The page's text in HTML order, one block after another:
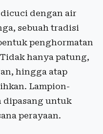
dengan air
sebuah tradisi
penghormatan
hanya patung,
hingga atap
Lampion-
dipasang untuk
perayaan.